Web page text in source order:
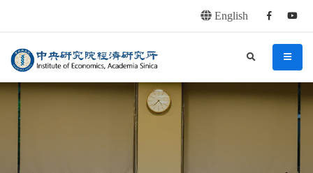
English Facebook
中央研究院經濟研究所 menu
search
:::